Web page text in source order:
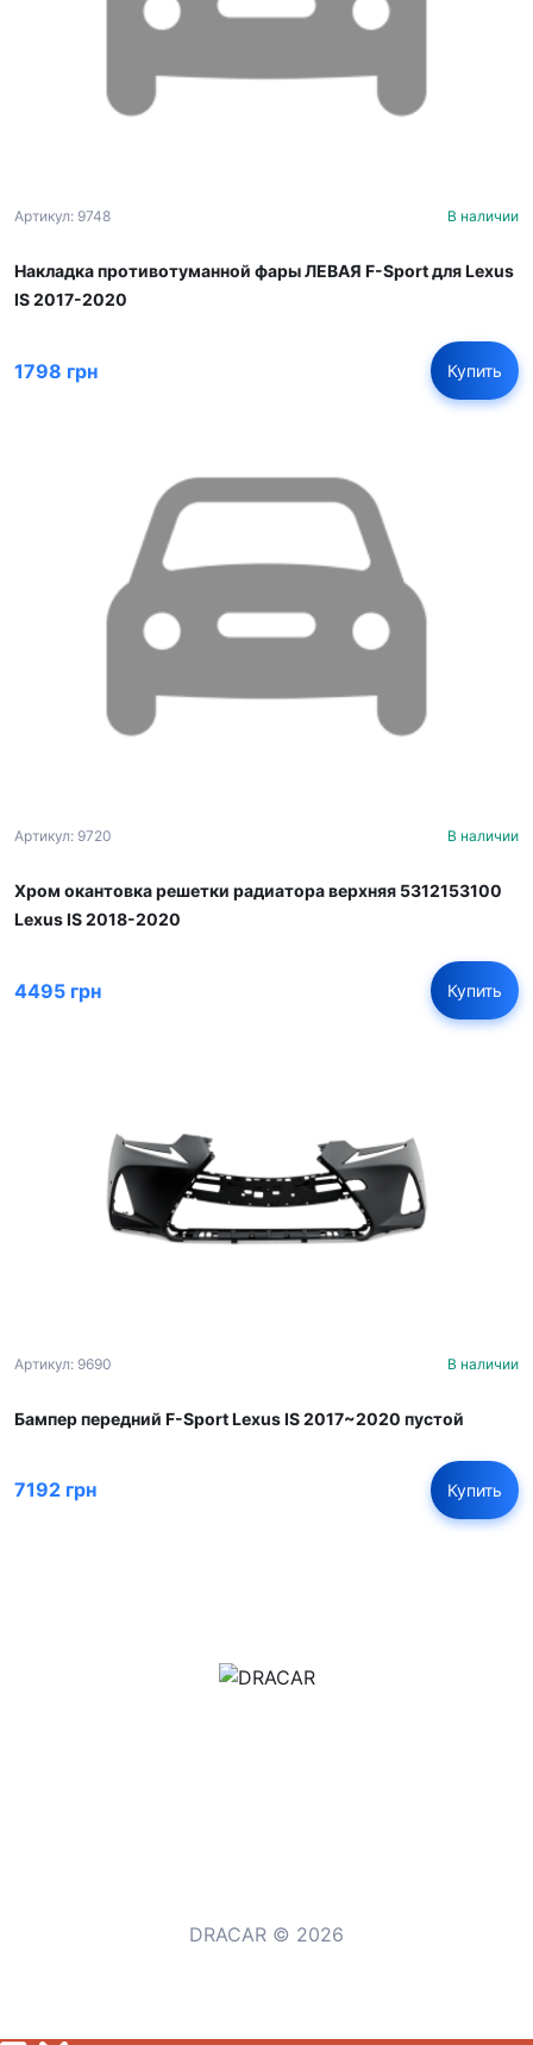
Артикул: 9748 В наличии
Накладка противотуманной фары ЛЕВАЯ F-Sport для Lexus
IS 2017-2020
1798 грн Купить
Артикул: 9720 В наличии
Хром окантовка решетки радиатора верхняя 5312153100
Lexus IS 2018-2020
4495 грн Купить
Артикул: 9690 В наличии
Бампер передний F-Sport Lexus IS 2017~2020 пустой
7192 грн Купить
DRACAR © 2026